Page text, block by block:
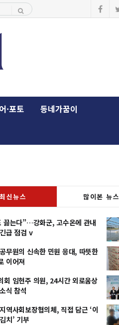
·포토
동네가꿈이
최신뉴스 많이본 뉴스
끓는다”…강화군, 고수온에 관내
급 점검 v
무원의 신속한 민원 응대, 따뜻한
이어져
회 임현주 의원, 24시간 외로움상
식 참석
역사회보장협의체, 직접 담근 ‘이
치’ 기부